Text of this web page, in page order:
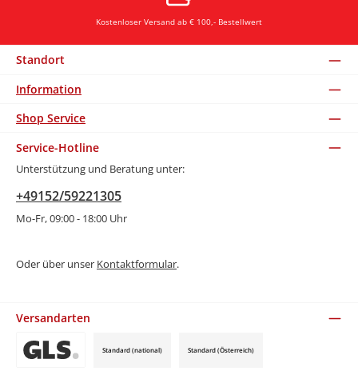
Kostenloser Versand ab € 100,- Bestellwert
Standort
Information
Shop Service
Service-Hotline
Unterstützung und Beratung unter:
+49152/59221305
Mo-Fr, 09:00 - 18:00 Uhr
Oder über unser Kontaktformular.
Versandarten
Standard (national) Standard (Österreich)